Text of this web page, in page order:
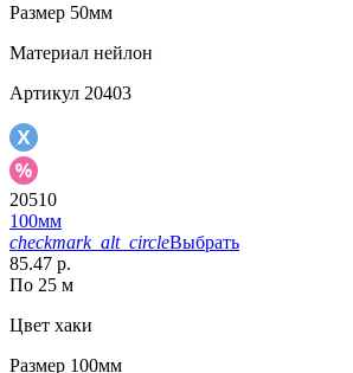
Размер 50мм
Материал нейлон
Артикул 20403
20510
100мм
checkmark_alt_circleВыбрать
85.47 р.
По 25 м
Цвет хаки
Размер 100мм